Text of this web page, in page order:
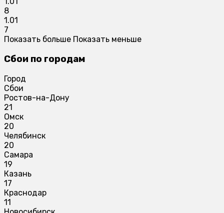
8
1.01
7
Показать больше Показать меньше
Сбои по городам
Город
Сбои
Ростов-на-Дону
21
Омск
20
Челябинск
20
Самара
19
Казань
17
Краснодар
11